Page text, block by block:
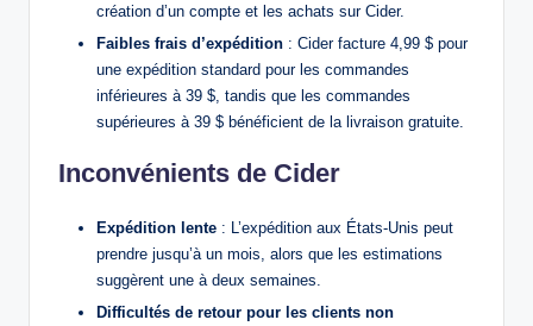
création d’un compte et les achats sur Cider.
Faibles frais d’expédition : Cider facture 4,99 $ pour
une expédition standard pour les commandes
inférieures à 39 $, tandis que les commandes
supérieures à 39 $ bénéficient de la livraison gratuite.
Inconvénients de Cider
Expédition lente : L’expédition aux États-Unis peut
prendre jusqu’à un mois, alors que les estimations
suggèrent une à deux semaines.
Difficultés de retour pour les clients non